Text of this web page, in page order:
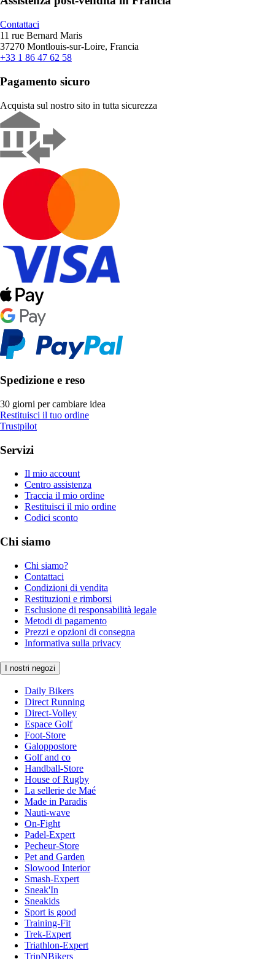
Contattaci
11 rue Bernard Maris
37270 Montlouis-sur-Loire, Francia
+33 1 86 47 62 58
Pagamento sicuro
Acquista sul nostro sito in tutta sicurezza
Spedizione e reso
30 giorni per cambiare idea
Restituisci il tuo ordine
Trustpilot
Servizi
Il mio account
Centro assistenza
Traccia il mio ordine
Restituisci il mio ordine
Codici sconto
Chi siamo
Chi siamo?
Contattaci
Condizioni di vendita
Restituzioni e rimborsi
Esclusione di responsabilità legale
Metodi di pagamento
Prezzi e opzioni di consegna
Informativa sulla privacy
I nostri negozi
Daily Bikers
Direct Running
Direct-Volley
Espace Golf
Foot-Store
Galoppostore
Golf and co
Handball-Store
House of Rugby
La sellerie de Maé
Made in Paradis
Nauti-wave
On-Fight
Padel-Expert
Pecheur-Store
Pet and Garden
Slowood Interior
Smash-Expert
Sneak'In
Sneakids
Sport is good
Training-Fit
Trek-Expert
Triathlon-Expert
TripNBikers